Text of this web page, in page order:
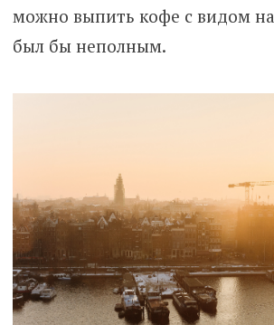
можно выпить кофе с видом
был бы неполным.